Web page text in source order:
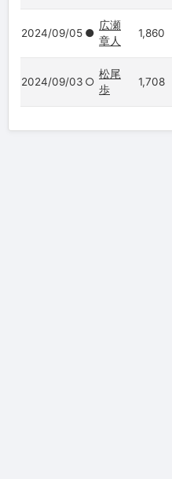
2024/09/05 ●
広瀬
章人
1,860
2024/09/03 ○
松尾
歩
1,708